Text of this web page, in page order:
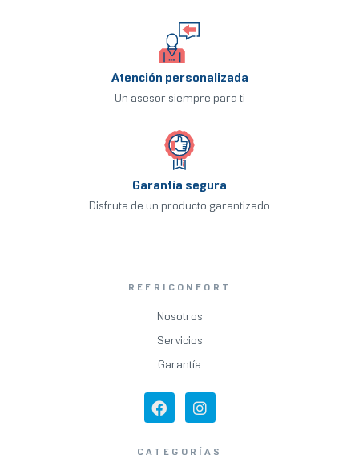
Atención personalizada
Un asesor siempre para ti
Garantía segura
Disfruta de un producto garantizado
REFRICONFORT
Nosotros
Servicios
Garantía
CATEGORÍAS